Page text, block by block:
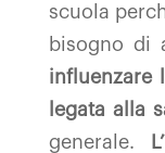
scuola
bisogno di
influenzare
legata alla
generale.